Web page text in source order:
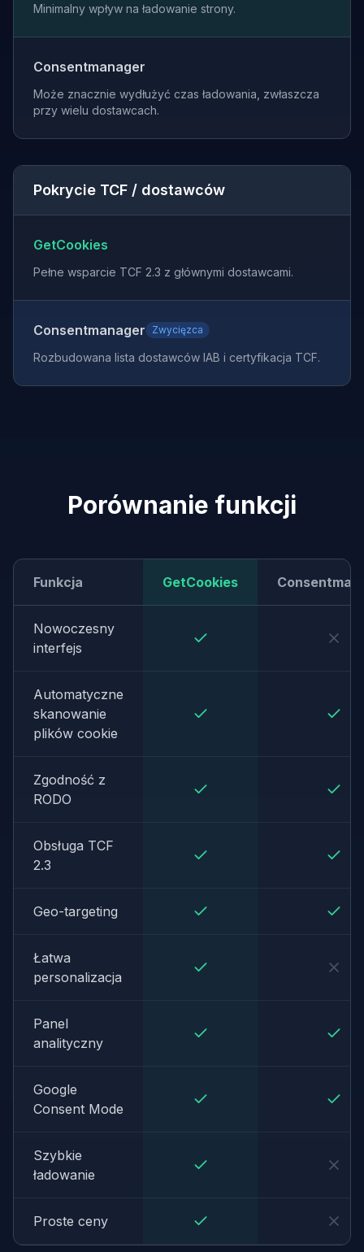
Minimalny wpływ na ładowanie strony.
Consentmanager
Może znacznie wydłużyć czas ładowania, zwłaszcza
przy wielu dostawcach.
Pokrycie TCF / dostawców
GetCookies
Pełne wsparcie TCF 2.3 z głównymi dostawcami.
Consentmanager Zwycięzca
Rozbudowana lista dostawców IAB i certyfikacja TCF.
Porównanie funkcji
Funkcja GetCookies
Nowoczesny
interfejs
Automatyczne
skanowanie
plików cookie
Zgodność z
RODO
Obsługa TCF
2.3
Geo-targeting
Łatwa
personalizacja
Panel
analityczny
Google
Consent Mode
Szybkie
ładowanie
Proste ceny